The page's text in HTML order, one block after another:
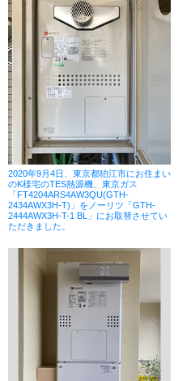
2020年9月4日、東京都狛江市にお住まい
のK様宅のTES熱源機、東京ガス
「FT4204ARS4AW3QU(GTH-
2434AWX3H-T)」をノーリツ「GTH-
2444AWX3H-T-1 BL」にお取替させてい
ただきました。